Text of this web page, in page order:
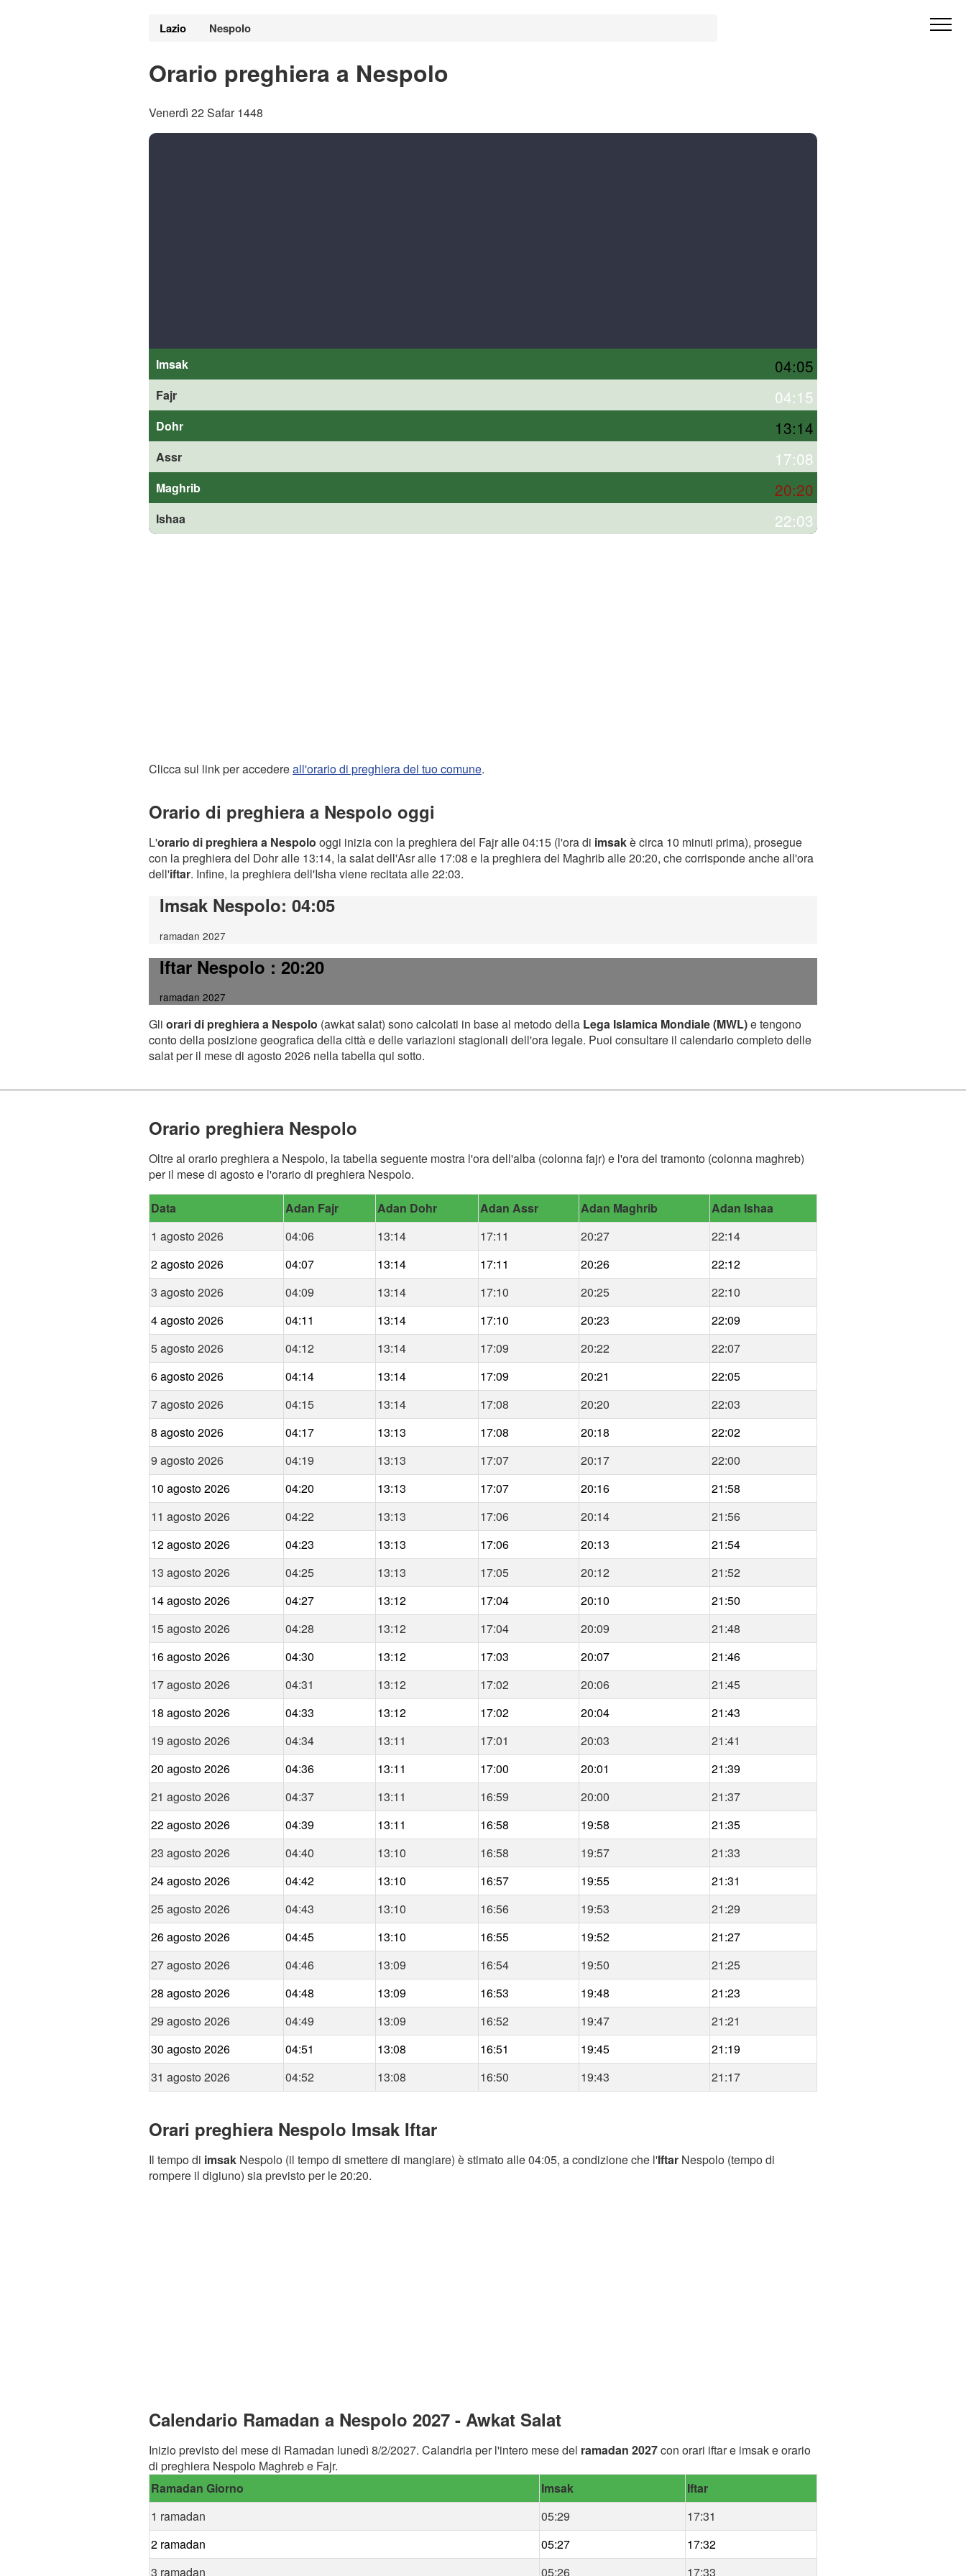
Lazio Nespolo
Orario preghiera a Nespolo
Venerdì 22 Safar 1448
Imsak 04:05
Fajr 04:15
Dohr 13:14
Assr 17:08
Maghrib 20:20
Ishaa 22:03
Clicca sul link per accedereall'orario di preghiera del tuo comune.
Orario di preghiera a Nespolo oggi
L'orario di preghiera a Nespolo oggi inizia con la preghiera del Fajr alle 04:15 (l'ora di imsakè circa 10 minuti prima), prosegue
con la preghiera del Dohr alle 13:14, la salat dell'Asr alle 17:08 e la preghiera del Maghrib alle 20:20, che corrisponde anche all'ora
dell'iftar. Infine, la preghiera dell'Isha viene recitata alle 22:03.
Imsak Nespolo: 04:05
ramadan 2027
Iftar Nespolo: 20:20
ramadan 2027
Gli orari di preghiera a Nespolo (awkat salat) sono calcolati in base al metodo della Lega Islamica Mondiale (MWL)e tengono
conto della posizione geografica della città e delle variazioni stagionali dell'ora legale. Puoi consultare il calendario completo delle
salat per il mese di agosto 2026 nella tabella qui sotto.
Orario preghiera Nespolo
Oltre al orario preghiera a Nespolo, la tabella seguente mostra l'ora dell'alba (colonna fajr) e l'ora del tramonto (colonna maghreb)
per il mese di agosto e l'orario di preghiera Nespolo.
Data Adan Fajr Adan Dohr Adan Assr Adan Maghrib
Adan Ishaa
1 agosto 2026
04:06 13:14 17:11 20:27
22:14
2 agosto 2026
04:07 13:14 17:11 20:26
22:12
3 agosto 2026
04:09 13:14 17:10 20:25
22:10
4 agosto 2026
04:11 13:14 17:10 20:23
22:09
5 agosto 2026
04:12 13:14 17:09 20:22
22:07
6 agosto 2026
04:14 13:14 17:09 20:21
22:05
7 agosto 2026
04:15 13:14 17:08 20:20
22:03
8 agosto 2026
04:17 13:13 17:08 20:18
22:02
9 agosto 2026
04:19 13:13 17:07 20:17
22:00
10 agosto 2026
04:20 13:13 17:07 20:16
21:58
11 agosto 2026
04:22 13:13 17:06 20:14
21:56
12 agosto 2026
04:23 13:13 17:06 20:13
21:54
13 agosto 2026
04:25 13:13 17:05 20:12
21:52
14 agosto 2026
04:27 13:12 17:04 20:10
21:50
15 agosto 2026
04:28 13:12 17:04 20:09
21:48
16 agosto 2026
04:30 13:12 17:03 20:07
21:46
17 agosto 2026
04:31 13:12 17:02 20:06
21:45
18 agosto 2026
04:33 13:12 17:02 20:04
21:43
19 agosto 2026
04:34 13:11 17:01 20:03
21:41
20 agosto 2026
04:36 13:11 17:00 20:01
21:39
21 agosto 2026
04:37 13:11 16:59 20:00
21:37
22 agosto 2026
04:39 13:11 16:58 19:58
21:35
23 agosto 2026
04:40 13:10 16:58 19:57
21:33
24 agosto 2026
04:42 13:10 16:57 19:55
21:31
25 agosto 2026
04:43 13:10 16:56 19:53
21:29
26 agosto 2026
04:45 13:10 16:55 19:52
21:27
27 agosto 2026
04:46 13:09 16:54 19:50
21:25
28 agosto 2026
04:48 13:09 16:53 19:48
21:23
29 agosto 2026
04:49 13:09 16:52 19:47
21:21
30 agosto 2026
04:51 13:08 16:51 19:45
21:19
31 agosto 2026
04:52 13:08 16:50 19:43 21:17
Orari preghiera Nespolo Imsak Iftar
Il tempo di imsak Nespolo (il tempo di smettere di mangiare) è stimato alle 04:05, a condizione che l'Iftar Nespolo (tempo di
rompere il digiuno) sia previsto per le 20:20.
Calendario Ramadan a Nespolo 2027 - Awkat Salat
Inizio previsto del mese di Ramadan lunedì 8/2/2027. Calandria per l'intero mese del ramadan 2027con orari iftar e imsak e orario
di preghiera Nespolo Maghreb e Fajr.
Ramadan Giorno
Imsak
Iftar
1 ramadan
05:29
17:31
2 ramadan
05:27
17:32
3 ramadan
05:26 17:33